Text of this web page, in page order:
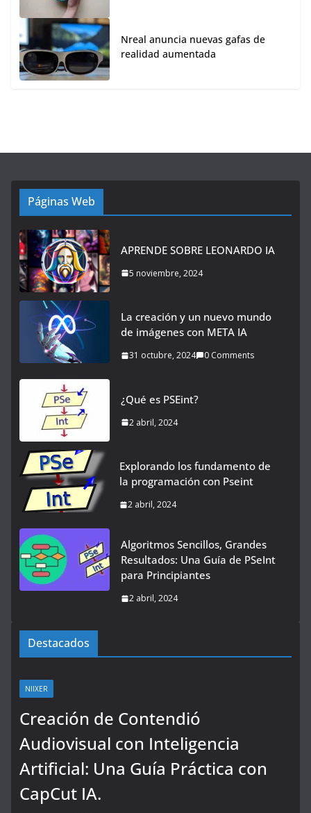
Nreal anuncia nuevas gafas de
realidad aumentada
Páginas Web
APRENDE SOBRE LEONARDO IA
5 noviembre, 2024
La creación y un nuevo mundo
de imágenes con META IA
31 octubre, 2024 0 Comments
¿Qué es PSEint?
2 abril, 2024
Explorando los fundamento de
la programación con Pseint
2 abril, 2024
Algoritmos Sencillos, Grandes
Resultados: Una Guía de PSeInt
para Principiantes
2 abril, 2024
Destacados
NIIXER
Creación de Contendió
Audiovisual con Inteligencia
Artificial: Una Guía Práctica con
CapCut IA.